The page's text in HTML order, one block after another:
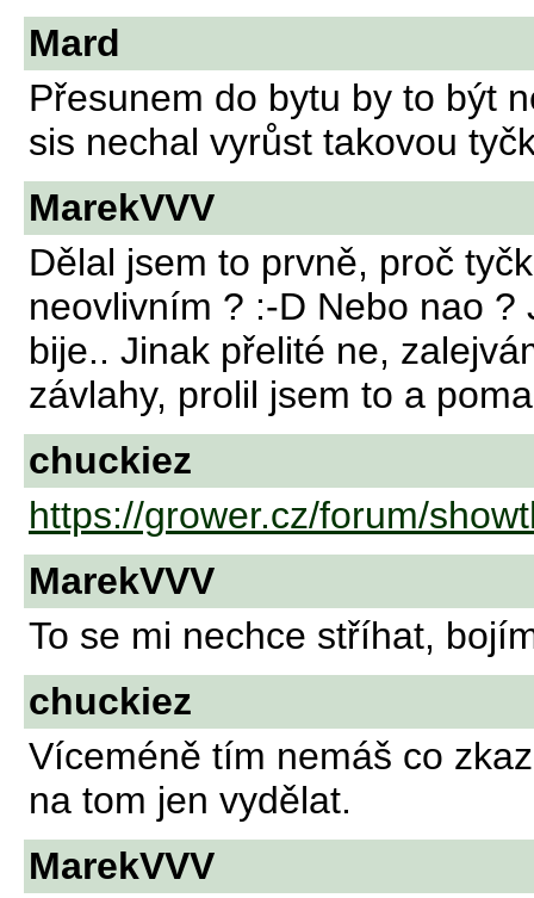
Mard
Přesunem do bytu by to být
sis nechal vyrůst takovou
MarekVVV
Dělal jsem to prvně, proč
neovlivním ? :-D Nebo nao
bije.. Jinak přelité ne,
závlahy, prolil jsem to a
chuckiez
https://grower.cz/forum/
MarekVVV
To se mi nechce stříhat,
chuckiez
Víceméně tím nemáš co
na tom jen vydělat.
MarekVVV